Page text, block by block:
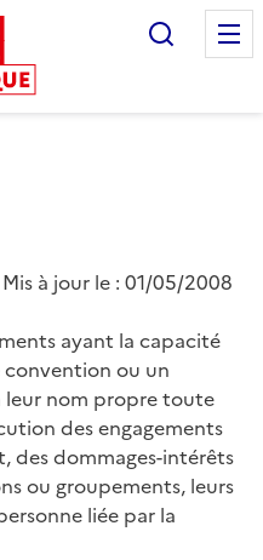
à jour le : 01/05/2008
ayant la capacité
convention ou un
nom propre toute
des engagements
des dommages-intérêts
ou groupements, leurs
liée par la